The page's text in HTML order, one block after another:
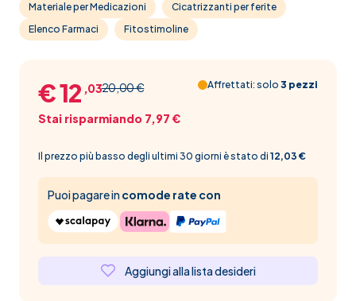
Materiale per Medicazioni
Cicatrizzanti per ferite
Elenco Farmaci
Fitostimoline
20,00 €
€ 12 ,03
Stai risparmiando 7,97 €
Affrettati: solo 3 pezzi
Il prezzo più basso degli ultimi 30 giorni è stato di 12,03 €
Puoi pagare incomode rate con
Aggiungi alla lista desideri